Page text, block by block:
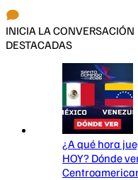
INICIA LA CONVERSACIÓN
DESTACADAS
¿A qué hora
HOY? Dónde